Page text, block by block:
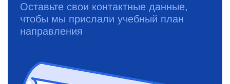
Оставьте свои контактные данные,
чтобы мы прислали учебный план
направления